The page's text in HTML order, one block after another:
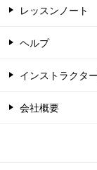
レッスンノート
ヘルプ
インストラクタ
会社概要